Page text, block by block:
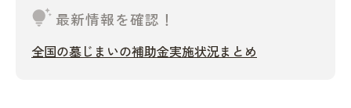
tips_and_updates 最新情報を確認！
全国の墓じまいの補助金実施状況まとめ